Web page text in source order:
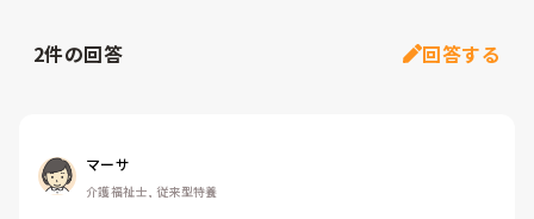
2件の回答 回答する
マーサ
介護福祉士, 従来型特養